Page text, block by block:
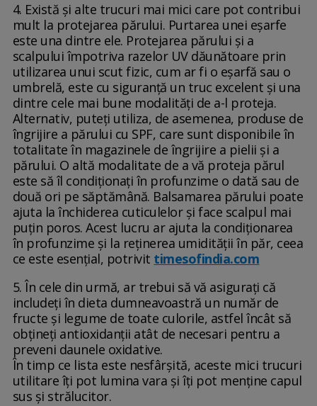
4. Există și alte trucuri mai mici care pot contribui
mult la protejarea părului. Purtarea unei eșarfe
este una dintre ele. Protejarea părului și a
scalpului împotriva razelor UV dăunătoare prin
utilizarea unui scut fizic, cum ar fi o eșarfă sau o
umbrelă, este cu siguranță un truc excelent și una
dintre cele mai bune modalități de a-l proteja.
Alternativ, puteți utiliza, de asemenea, produse de
îngrijire a părului cu SPF, care sunt disponibile în
totalitate în magazinele de îngrijire a pielii și a
părului. O altă modalitate de a vă proteja părul
este să îl condiționați în profunzime o dată sau de
două ori pe săptămână. Balsamarea părului poate
ajuta la închiderea cuticulelor și face scalpul mai
puțin poros. Acest lucru ar ajuta la condiționarea
în profunzime și la reținerea umidității în păr, ceea
ce este esențial, potrivit timesofindia.com
5. În cele din urmă, ar trebui să vă asigurați că
includeți în dieta dumneavoastră un număr de
fructe și legume de toate culorile, astfel încât să
obțineți antioxidanții atât de necesari pentru a
preveni daunele oxidative.
În timp ce lista este nesfârșită, aceste mici trucuri
utilitare îți pot lumina vara și îți pot menține capul
sus și strălucitor.